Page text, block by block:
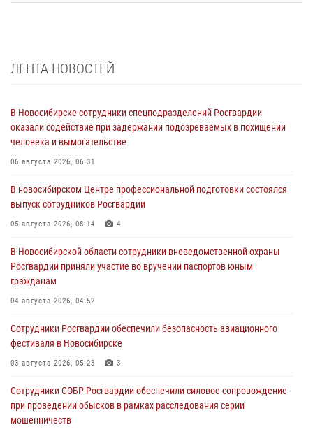
ЛЕНТА НОВОСТЕЙ
В Новосибирске сотрудники спецподразделений Росгвардии
оказали содействие при задержании подозреваемых в похищении
человека и вымогательстве
06 августа 2026, 06:31
В новосибирском Центре профессиональной подготовки состоялся
выпуск сотрудников Росгвардии
05 августа 2026, 08:14 4
В Новосибирской области сотрудники вневедомственной охраны
Росгвардии приняли участие во вручении паспортов юным
гражданам
04 августа 2026, 04:52
Сотрудники Росгвардии обеспечили безопасность авиационного
фестиваля в Новосибирске
03 августа 2026, 05:23 3
Сотрудники СОБР Росгвардии обеспечили силовое сопровождение
при проведении обысков в рамках расследования серии
мошенничеств